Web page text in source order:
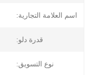
اسم العلامة التجارية:
قدرة دلو:
نوع التسويق: